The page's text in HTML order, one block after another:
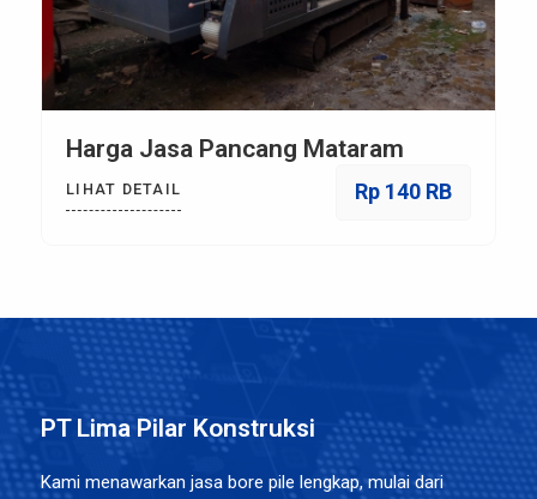
Harga Jasa Pancang Mataram
Rp 140 RB
LIHAT DETAIL
PT Lima Pilar Konstruksi
Kami menawarkan jasa bore pile lengkap, mulai dari